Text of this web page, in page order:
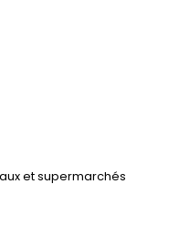
et supermarchés